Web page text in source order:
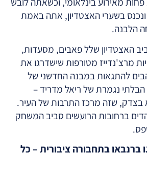
בשערי האצטדיון, אתה באמת
הלבנה.
האצטדיון שלל פאבים, מסעדות,
מרצ'נדייז מטורפות שישדרגו את
להתגאות במבנה החדשני של
הבלתי נגמרת של ריאל מדריד –
בצדק, שזה מרכז התרבות של העיר.
ברחובות הרועשים סביב המשחק
ברנבאו בתחבורה ציבורית – כל